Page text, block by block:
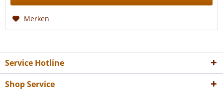
Merken
Service Hotline
Shop Service